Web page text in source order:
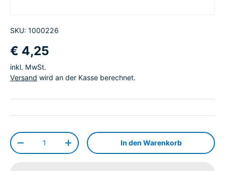
SKU: 1000226
€ 4,25
inkl. MwSt.
Versand wird an der Kasse berechnet.
Anzahl
-
+ In den Warenkorb